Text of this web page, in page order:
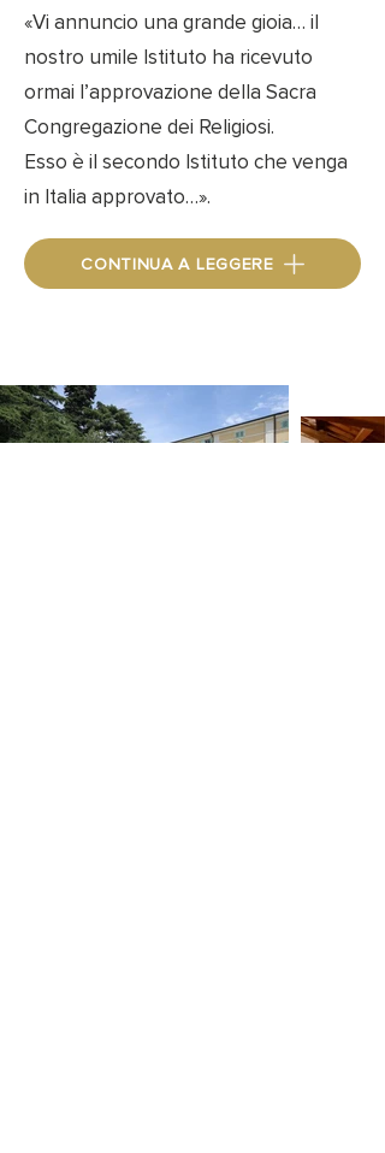
«Vi annuncio una grande gioia… il
nostro umile Istituto ha ricevuto
ormai l’approvazione della Sacra
Congregazione dei Religiosi.
Esso è il secondo Istituto che venga
in Italia approvato…».
CONTINUA A LEGGERE